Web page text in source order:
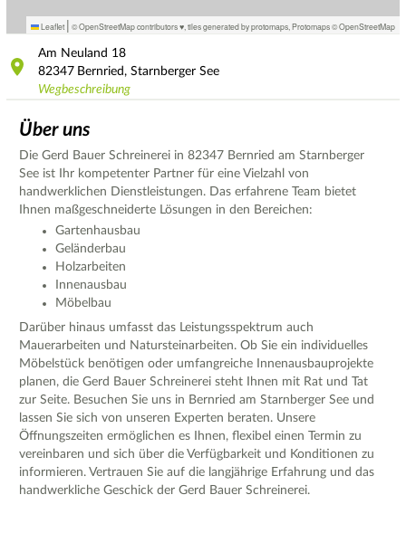
Leaflet | © OpenStreetMap contributors ♥, tiles generated by protomaps Protomaps©OpenStreetMap
Am Neuland 18
82347 Bernried, Starnberger See
Wegbeschreibung
Über uns
Die Gerd Bauer Schreinerei in 82347 Bernried am Starnberger
See ist Ihr kompetenter Partner für eine Vielzahl von
handwerklichen Dienstleistungen. Das erfahrene Team bietet
Ihnen maßgeschneiderte Lösungen in den Bereichen:
Gartenhausbau
Geländerbau
Holzarbeiten
Innenausbau
Möbelbau
Darüber hinaus umfasst das Leistungsspektrum auch
Mauerarbeiten und Natursteinarbeiten. Ob Sie ein individuelles
Möbelstück benötigen oder umfangreiche Innenausbauprojekte
planen, die Gerd Bauer Schreinerei steht Ihnen mit Rat und Tat
zur Seite. Besuchen Sie uns in Bernried am Starnberger See und
lassen Sie sich von unseren Experten beraten. Unsere
Öffnungszeiten ermöglichen es Ihnen, flexibel einen Termin zu
vereinbaren und sich über die Verfügbarkeit und Konditionen zu
informieren. Vertrauen Sie auf die langjährige Erfahrung und das
handwerkliche Geschick der Gerd Bauer Schreinerei.